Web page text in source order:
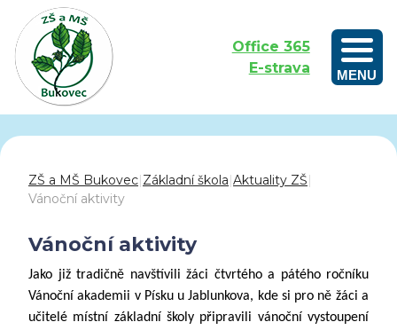
Office 365
E-strava
MENU
ZŠ a MŠ Bukovec|Základní škola|Aktuality ZŠ|
Vánoční aktivity
Vánoční aktivity
Jako již tradičně navštívili žáci čtvrtého a pátého ročníku
Vánoční akademii v Písku u Jablunkova, kde si pro ně žáci a
učitelé místní základní školy připravili vánoční vystoupení